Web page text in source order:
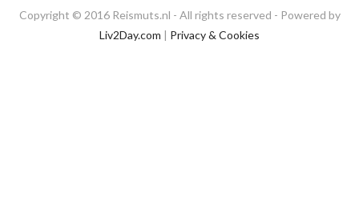
Copyright © 2016 Reismuts.nl - All rights reserved - Powered by
Liv2Day.com | Privacy & Cookies